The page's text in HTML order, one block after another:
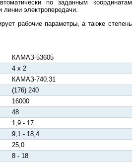
по заданным координатам
линии электропередачи.
рабочие параметры, а также степень
КАМАЗ-53605
4 x 2
КАМАЗ-740.31
(176) 240
16000
48
1,9 - 17
9,1 - 18,4
25,0
8 - 18